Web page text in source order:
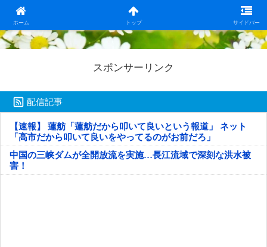
ホーム トップ サイドバー
日本第一！ニュース録
スポンサーリンク
配信記事
【速報】 蓮舫「蓮舫だから叩いて良いという報道」 ネット
「高市だから叩いて良いをやってるのがお前だろ」
中国の三峡ダムが全開放流を実施…長江流域で深刻な洪水被
害！